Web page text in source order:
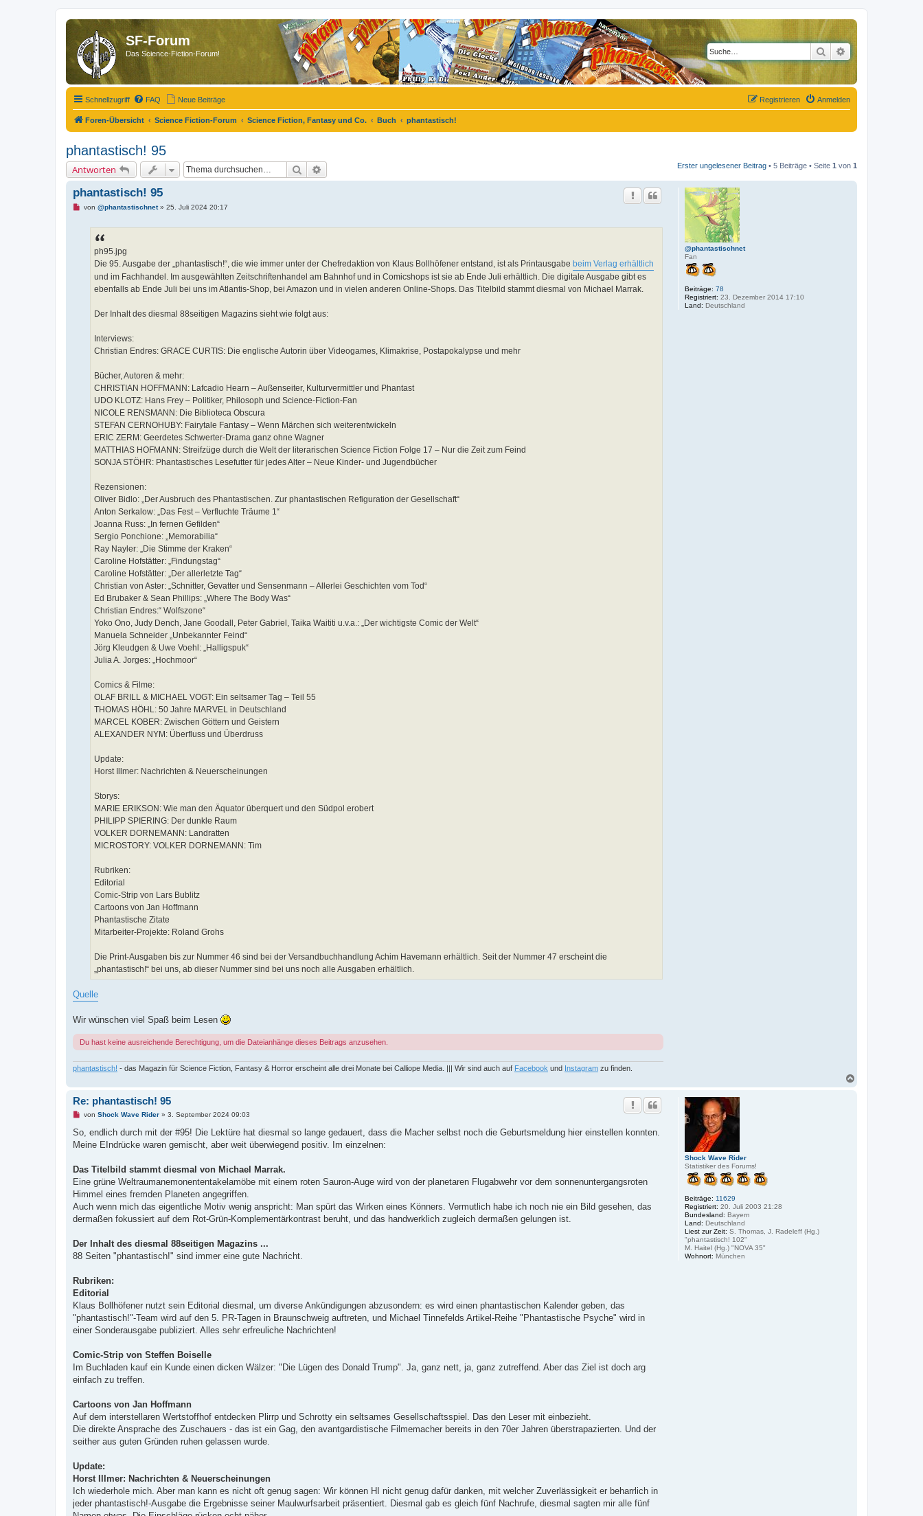
SF-Forum
Das Science-Fiction-Forum! Suche Erweiterte Suche
Schnellzugriff FAQ Neue Beiträge Anmelden
Registrieren
Foren-Übersicht Science Fiction-Forum Science Fiction, Fantasy und Co. Buch phantastisch!
phantastisch! 95
Antworten Suche Erster ungelesener Beitrag • 5 Beiträge • Seite 1 von 1
@phantastischnet
Fan
Beiträge: 78
Registriert: 23. Dezember 2014 17:10
Land: Deutschland
phantastisch! 95
Uvon @phantastischnet» 25. Juli 2024 20:17
ph95.jpg
Die 95. Ausgabe der „phantastisch!“, die wie immer unter der Chefredaktion von Klaus Bollhöfener entstand, ist als Printausgabe beim Verlag erhältlich
und im Fachhandel. Im ausgewählten Zeitschriftenhandel am Bahnhof und in Comicshops ist sie ab Ende Juli erhältlich. Die digitale Ausgabe gibt es
ebenfalls ab Ende Juli bei uns im Atlantis-Shop, bei Amazon und in vielen anderen Online-Shops. Das Titelbild stammt diesmal von Michael Marrak.
Der Inhalt des diesmal 88seitigen Magazins sieht wie folgt aus:
Interviews:
Christian Endres: GRACE CURTIS: Die englische Autorin über Videogames, Klimakrise, Postapokalypse und mehr
Bücher, Autoren & mehr:
CHRISTIAN HOFFMANN: Lafcadio Hearn – Außenseiter, Kulturvermittler und Phantast
UDO KLOTZ: Hans Frey – Politiker, Philosoph und Science-Fiction-Fan
NICOLE RENSMANN: Die Biblioteca Obscura
STEFAN CERNOHUBY: Fairytale Fantasy – Wenn Märchen sich weiterentwickeln
ERIC ZERM: Geerdetes Schwerter-Drama ganz ohne Wagner
MATTHIAS HOFMANN: Streifzüge durch die Welt der literarischen Science Fiction Folge 17 – Nur die Zeit zum Feind
SONJA STÖHR: Phantastisches Lesefutter für jedes Alter – Neue Kinder- und Jugendbücher
Rezensionen:
Oliver Bidlo: „Der Ausbruch des Phantastischen. Zur phantastischen Refiguration der Gesellschaft“
Anton Serkalow: „Das Fest – Verfluchte Träume 1“
Joanna Russ: „In fernen Gefilden“
Sergio Ponchione: „Memorabilia“
Ray Nayler: „Die Stimme der Kraken“
Caroline Hofstätter: „Findungstag“
Caroline Hofstätter: „Der allerletzte Tag“
Christian von Aster: „Schnitter, Gevatter und Sensenmann – Allerlei Geschichten vom Tod“
Ed Brubaker & Sean Phillips: „Where The Body Was“
Christian Endres:“ Wolfszone“
Yoko Ono, Judy Dench, Jane Goodall, Peter Gabriel, Taika Waititi u.v.a.: „Der wichtigste Comic der Welt“
Manuela Schneider „Unbekannter Feind“
Jörg Kleudgen & Uwe Voehl: „Halligspuk“
Julia A. Jorges: „Hochmoor“
Comics & Filme:
OLAF BRILL & MICHAEL VOGT: Ein seltsamer Tag – Teil 55
THOMAS HÖHL: 50 Jahre MARVEL in Deutschland
MARCEL KOBER: Zwischen Göttern und Geistern
ALEXANDER NYM: Überfluss und Überdruss
Update:
Horst Illmer: Nachrichten & Neuerscheinungen
Storys:
MARIE ERIKSON: Wie man den Äquator überquert und den Südpol erobert
PHILIPP SPIERING: Der dunkle Raum
VOLKER DORNEMANN: Landratten
MICROSTORY: VOLKER DORNEMANN: Tim
Rubriken:
Editorial
Comic-Strip von Lars Bublitz
Cartoons von Jan Hoffmann
Phantastische Zitate
Mitarbeiter-Projekte: Roland Grohs
Die Print-Ausgaben bis zur Nummer 46 sind bei der Versandbuchhandlung Achim Havemann erhältlich. Seit der Nummer 47 erscheint die
„phantastisch!“ bei uns, ab dieser Nummer sind bei uns noch alle Ausgaben erhältlich.
Quelle
Wir wünschen viel Spaß beim Lesen
Du hast keine ausreichende Berechtigung, um die Dateianhänge dieses Beitrags anzusehen.
phantastisch! - das Magazin für Science Fiction, Fantasy & Horror erscheint alle drei Monate bei Calliope Media. ||| Wir sind auch auf Facebook und Instagram zu finden.
Shock Wave Rider
Statistiker des Forums!
Beiträge: 11629
Registriert: 20. Juli 2003 21:28
Bundesland: Bayern
Land: Deutschland
Liest zur Zeit: S. Thomas, J. Radeleff (Hg.)
"phantastisch! 102"
M. Haitel (Hg.) "NOVA 35"
Wohnort: München
Re: phantastisch! 95
U
g
e
l
e
n
r
B
i
a
g
von Shock Wave Rider» 3. September 2024 09:03
So, endlich durch mit der #95! Die Lektüre hat diesmal so lange gedauert, dass die Macher selbst noch die Geburtsmeldung hier einstellen konnten.
Meine EIndrücke waren gemischt, aber weit überwiegend positiv. Im einzelnen:
Das Titelbild stammt diesmal von Michael Marrak.
Eine grüne Weltraumanemonententakelamöbe mit einem roten Sauron-Auge wird von der planetaren Flugabwehr vor dem sonnenuntergangsroten
Himmel eines fremden Planeten angegriffen.
Auch wenn mich das eigentliche Motiv wenig anspricht: Man spürt das Wirken eines Könners. Vermutlich habe ich noch nie ein Bild gesehen, das
dermaßen fokussiert auf dem Rot-Grün-Komplementärkontrast beruht, und das handwerklich zugleich dermaßen gelungen ist.
Der Inhalt des diesmal 88seitigen Magazins ...
88 Seiten "phantastisch!" sind immer eine gute Nachricht.
Rubriken:
Editorial
Klaus Bollhöfener nutzt sein Editorial diesmal, um diverse Ankündigungen abzusondern: es wird einen phantastischen Kalender geben, das
"phantastisch!"-Team wird auf den 5. PR-Tagen in Braunschweig auftreten, und Michael Tinnefelds Artikel-Reihe "Phantastische Psyche" wird in
einer Sonderausgabe publiziert. Alles sehr erfreuliche Nachrichten!
Comic-Strip von Steffen Boiselle
Im Buchladen kauf ein Kunde einen dicken Wälzer: "Die Lügen des Donald Trump". Ja, ganz nett, ja, ganz zutreffend. Aber das Ziel ist doch arg
einfach zu treffen.
Cartoons von Jan Hoffmann
Auf dem interstellaren Wertstoffhof entdecken Plirrp und Schrotty ein seltsames Gesellschaftsspiel. Das den Leser mit einbezieht.
Die direkte Ansprache des Zuschauers - das ist ein Gag, den avantgardistische Filmemacher bereits in den 70er Jahren überstrapazierten. Und der
seither aus guten Gründen ruhen gelassen wurde.
Update:
Horst Illmer: Nachrichten & Neuerscheinungen
Ich wiederhole mich. Aber man kann es nicht oft genug sagen: Wir können HI nicht genug dafür danken, mit welcher Zuverlässigkeit er beharrlich in
jeder phantastisch!-Ausgabe die Ergebnisse seiner Maulwurfsarbeit präsentiert. Diesmal gab es gleich fünf Nachrufe, diesmal sagten mir alle fünf